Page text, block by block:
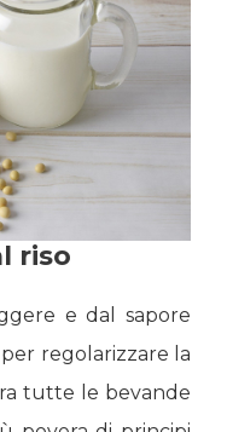
riso
e dal sapore
regolarizzare la
tutte le bevande